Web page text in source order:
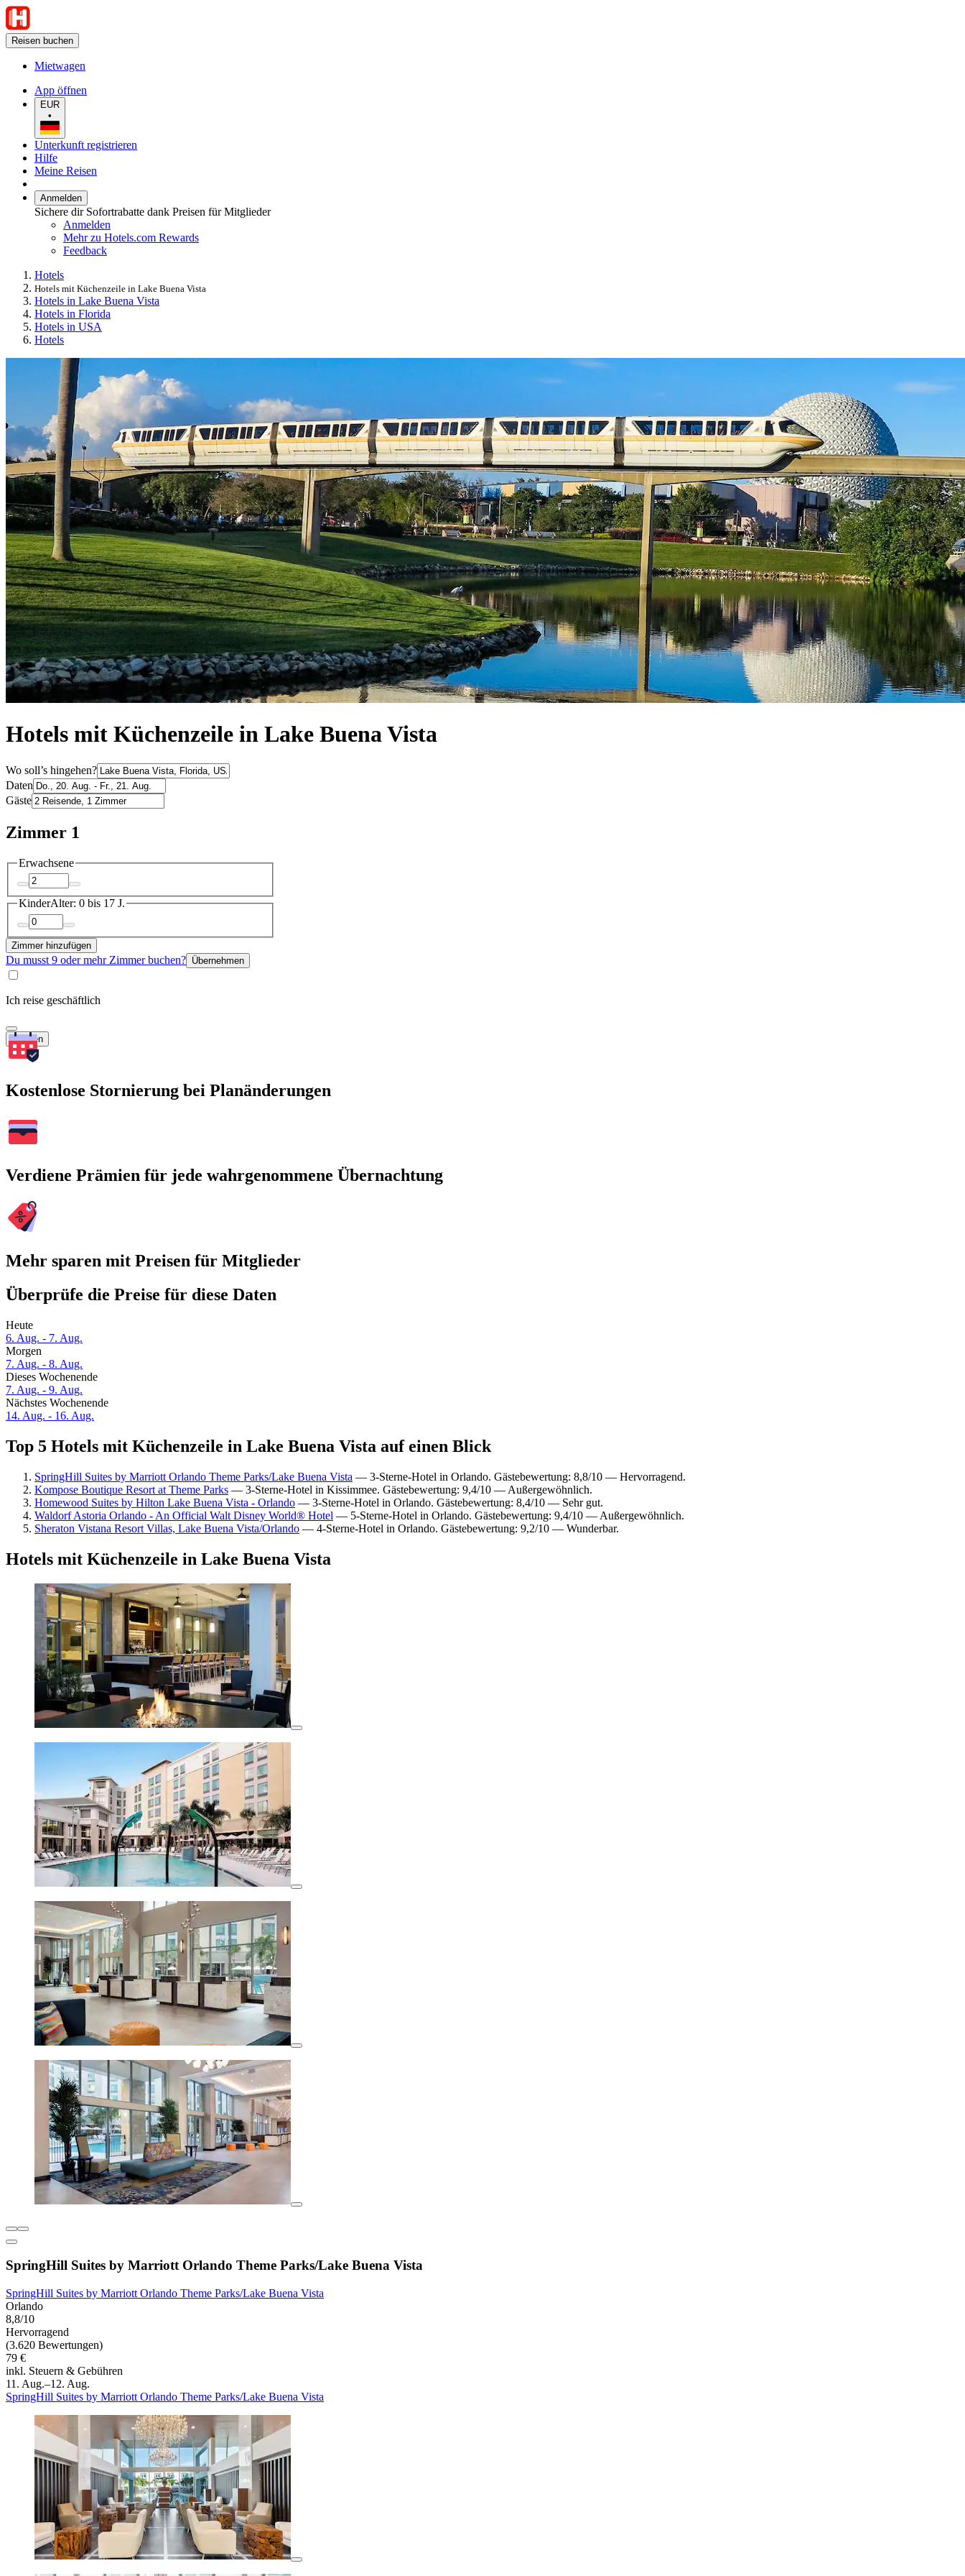
Reisen buchen
Mietwagen
App öffnen
EUR
•
Unterkunft registrieren
Hilfe
Meine Reisen
Anmelden
Sichere dir Sofortrabatte dank Preisen für Mitglieder
Anmelden
Mehr zu Hotels.com Rewards
Feedback
Hotels
Hotels mit Küchenzeile in Lake Buena Vista
Hotels in Lake Buena Vista
Hotels in Florida
Hotels in USA
Hotels
Hotels mit Küchenzeile in Lake Buena Vista
Wo soll’s hingehen?
Daten
Gäste
Zimmer 1
Erwachsene
KinderAlter: 0 bis 17 J.
Zimmer hinzufügen
Du musst 9 oder mehr Zimmer buchen? Übernehmen
Ich reise geschäftlich
Suchen
Kostenlose Stornierung bei Planänderungen
Verdiene Prämien für jede wahrgenommene Übernachtung
Mehr sparen mit Preisen für Mitglieder
Überprüfe die Preise für diese Daten
Heute
6. Aug. - 7. Aug.
Morgen
7. Aug. - 8. Aug.
Dieses Wochenende
7. Aug. - 9. Aug.
Nächstes Wochenende
14. Aug. - 16. Aug.
Top 5 Hotels mit Küchenzeile in Lake Buena Vista auf einen Blick
SpringHill Suites by Marriott Orlando Theme Parks/Lake Buena Vista — 3-Sterne-Hotel in Orlando. Gästebewertung: 8,8/10 — Hervorragend.
Kompose Boutique Resort at Theme Parks — 3-Sterne-Hotel in Kissimmee. Gästebewertung: 9,4/10 — Außergewöhnlich.
Homewood Suites by Hilton Lake Buena Vista - Orlando — 3-Sterne-Hotel in Orlando. Gästebewertung: 8,4/10 — Sehr gut.
Waldorf Astoria Orlando - An Official Walt Disney World® Hotel — 5-Sterne-Hotel in Orlando. Gästebewertung: 9,4/10 — Außergewöhnlich.
Sheraton Vistana Resort Villas, Lake Buena Vista/Orlando — 4-Sterne-Hotel in Orlando. Gästebewertung: 9,2/10 — Wunderbar.
Hotels mit Küchenzeile in Lake Buena Vista
SpringHill Suites by Marriott Orlando Theme Parks/Lake Buena Vista
SpringHill Suites by Marriott Orlando Theme Parks/Lake Buena Vista
Orlando
8,8/10
Hervorragend
(3.620 Bewertungen)
79 €
inkl. Steuern & Gebühren
11. Aug.–12. Aug.
SpringHill Suites by Marriott Orlando Theme Parks/Lake Buena Vista